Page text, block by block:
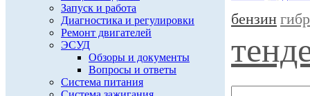
Запуск и работа
Диагностика и регулировки
Ремонт двигателей
ЭСУД
Обзоры и документы
Вопросы и ответы
Система питания
бензин